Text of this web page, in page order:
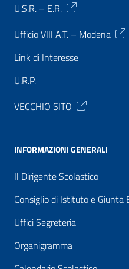
U.S.R. – E.R.
Ufficio VIII A.T. – Modena
Link di Interesse
U.R.P.
VECCHIO SITO
INFORMAZIONI GENERALI
Il Dirigente Scolastico
Consiglio di Istituto e Giunta
Uffici Segreteria
Organigramma